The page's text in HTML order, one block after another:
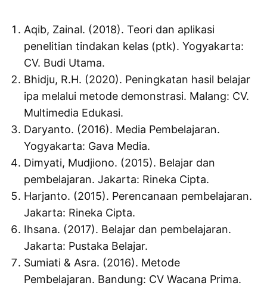
Aqib, Zainal. (2018). Teori dan aplikasi
penelitian tindakan kelas (ptk). Yogyakarta:
CV. Budi Utama.
Bhidju, R.H. (2020). Peningkatan hasil belajar
ipa melalui metode demonstrasi. Malang: CV.
Multimedia Edukasi.
Daryanto. (2016). Media Pembelajaran.
Yogyakarta: Gava Media.
Dimyati, Mudjiono. (2015). Belajar dan
pembelajaran. Jakarta: Rineka Cipta.
Harjanto. (2015). Perencanaan pembelajaran.
Jakarta: Rineka Cipta.
Ihsana. (2017). Belajar dan pembelajaran.
Jakarta: Pustaka Belajar.
Sumiati & Asra. (2016). Metode
Pembelajaran. Bandung: CV Wacana Prima.